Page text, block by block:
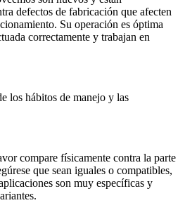
defectos de fabricación que afecten
Su operación es óptima
correctamente y trabajan en
los hábitos de manejo y las
compare físicamente contra la parte
que sean iguales o compatibles,
son muy específicas y